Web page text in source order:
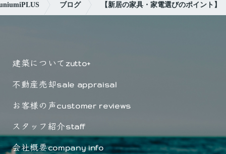
ブログ 【新居の家具・家電選びのポイント】
建築について zutto+
不動産売却sale appraisal
お客様の声customer reviews
スタッフ紹介staff
会社概要company info